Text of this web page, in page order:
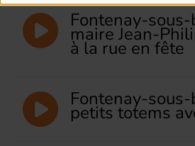
Fontenay-sous-
maire Jean-
à la rue en fête
Fontenay-sous-
petits totems